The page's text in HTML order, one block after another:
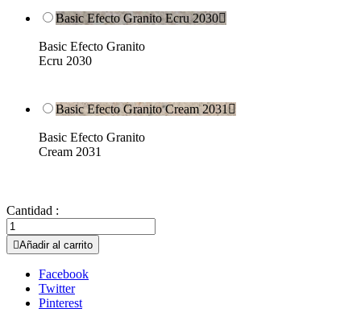
Basic Efecto Granito Ecru 2030
Basic Efecto Granito
Ecru 2030
Basic Efecto Granito Cream 2031
Basic Efecto Granito
Cream 2031
Cantidad :
Añadir al carrito
Facebook
Twitter
Pinterest